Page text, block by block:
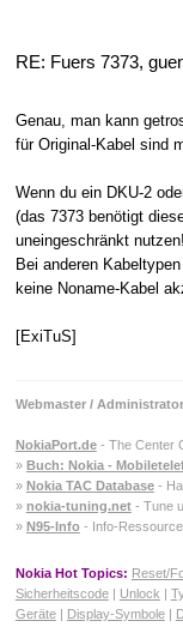
RE: Fuers 7373,
Genau, man kann
für Original-Kabel sind
Wenn du ein DKU-2
(das 7373 benötigt
uneingeschränkt nutzen!
Bei anderen
keine Noname-Kabel
[ExiTuS]
Webmaster / Administrator
NokiaPort.de- The Center
» Buch: Nokia -
» Nokia TAC Database-
» nokia-tuning.net- Tune
» N95-Info - Info-
Nokia Hot Topics: Reset/
Sicherheitscode| Unlock
Geräte| Display-Symbole|